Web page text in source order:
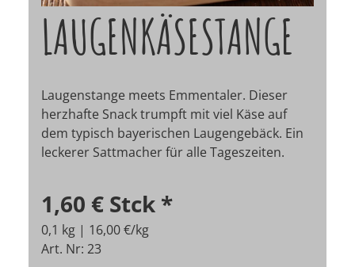
LAUGENKÄSESTANGE
Laugenstange meets Emmentaler. Dieser
herzhafte Snack trumpft mit viel Käse auf
dem typisch bayerischen Laugengebäck. Ein
leckerer Sattmacher für alle Tageszeiten.
1,60 € Stck *
0,1 kg | 16,00 €/kg
Art. Nr: 23